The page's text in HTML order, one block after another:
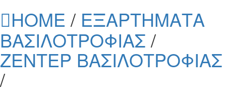
HOME / ΕΞΑΡΤΗΜΑΤΑ
ΒΑΣΙΛΟΤΡΟΦΙΑΣ/
ΖΕΝΤΕΡ ΒΑΣΙΛΟΤΡΟΦΙΑΣ
/